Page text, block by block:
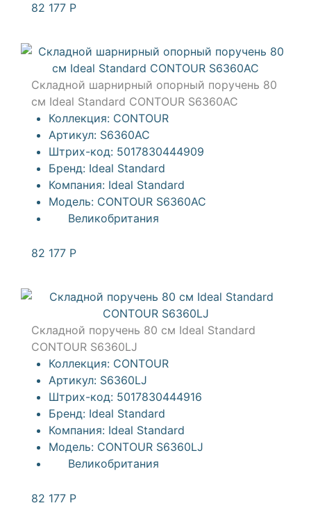
82 177 Р
Складной шарнирный опорный поручень 80
см Ideal Standard CONTOUR S6360AC
Коллекция: CONTOUR
Артикул: S6360AC
Штрих-код: 5017830444909
Бренд: Ideal Standard
Компания: Ideal Standard
Модель: CONTOUR S6360AC
Великобритания
82 177 Р
Складной поручень 80 см Ideal Standard
CONTOUR S6360LJ
Коллекция: CONTOUR
Артикул: S6360LJ
Штрих-код: 5017830444916
Бренд: Ideal Standard
Компания: Ideal Standard
Модель: CONTOUR S6360LJ
Великобритания
82 177 Р